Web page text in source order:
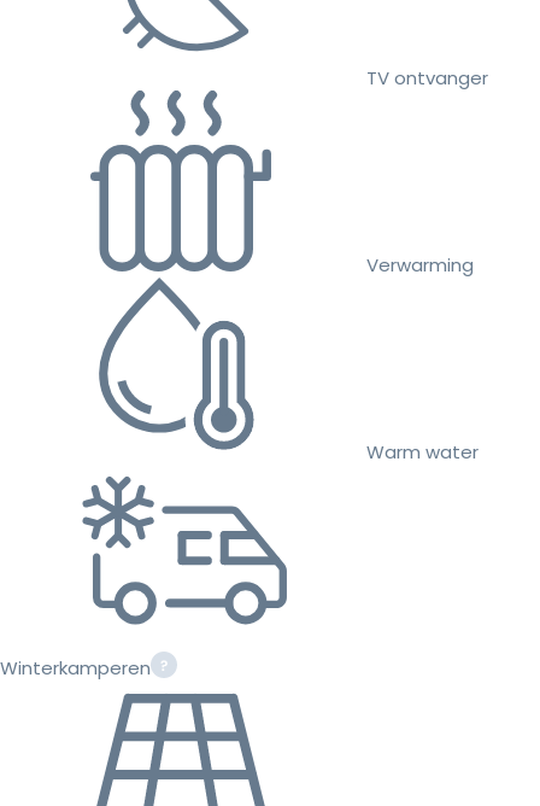
TV ontvanger
Verwarming
Warm water
Winterkamperen